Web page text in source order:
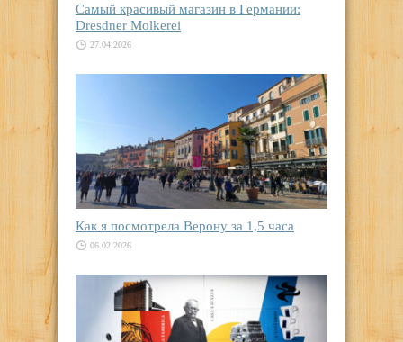
Самый красивый магазин в Германии:
Dresdner Molkerei
27.04.2026
Как я посмотрела Верону за 1,5 часа
06.02.2026